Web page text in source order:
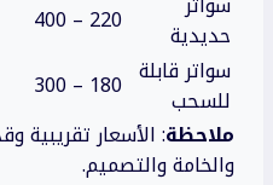
حديدية
220 – 400
سواتر قابلة
للسحب
180 – 300
ملاحظة: الأسعار
والخامة والتصميم.